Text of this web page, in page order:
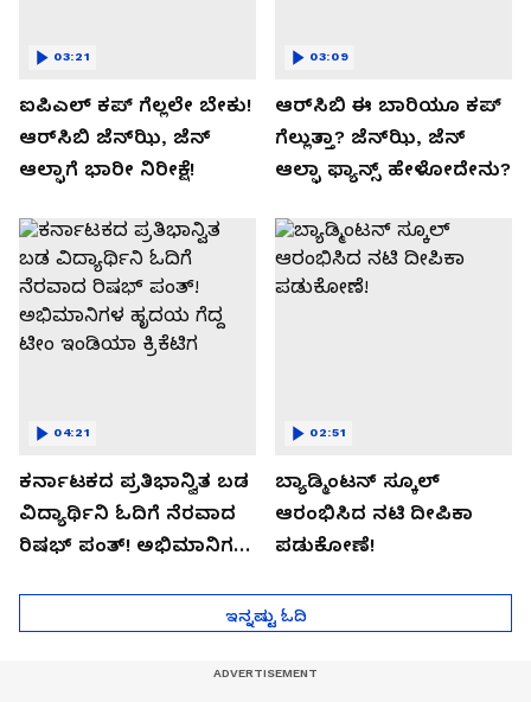
ಐಪಿಎಲ್ ಕಪ್‌ ಗೆಲ್ಲಲೇ ಬೇಕು!
ಆರ್‌ಸಿಬಿ ಜೆನ್‌ಝಿ, ಜೆನ್‌
ಆಲ್ಫಾಗೆ ಭಾರೀ ನಿರೀಕ್ಷೆ!
03:21
ಆರ್‌ಸಿಬಿ ಈ ಬಾರಿಯೂ ಕಪ್‌
ಗೆಲ್ಲುತ್ತಾ? ಜೆನ್‌ಝಿ, ಜೆನ್‌
ಆಲ್ಫಾ ಫ್ಯಾನ್ಸ್ ಹೇಳೋದೇನು?
03:09
ಕರ್ನಾಟಕದ ಪ್ರತಿಭಾನ್ವಿತ ಬಡ
ವಿದ್ಯಾರ್ಥಿನಿ ಓದಿಗೆ ನೆರವಾದ
ರಿಷಭ್ ಪಂತ್! ಅಭಿಮಾನಿಗಳ
04:21
ಬ್ಯಾಡ್ಮಿಂಟನ್ ಸ್ಕೂಲ್​
ಆರಂಭಿಸಿದ ನಟಿ ದೀಪಿಕಾ
ಪಡುಕೋಣೆ!
02:51
ಇನ್ನಷ್ಟು ಓದಿ